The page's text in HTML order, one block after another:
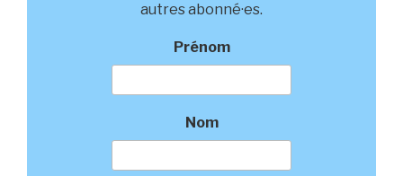
autres abonné·es.
Prénom
Nom